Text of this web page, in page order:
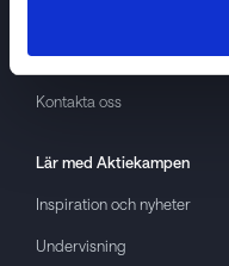
GDPR
Kontakta oss
Lär med Aktiekampen
Inspiration och nyheter
Undervisning